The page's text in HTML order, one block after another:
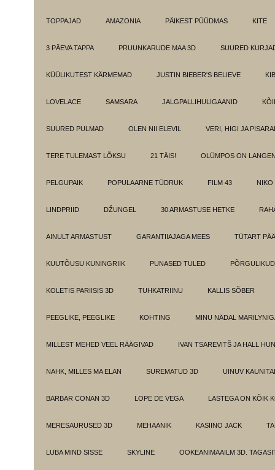
TOPPAJAD AMAZONIA PÄIKEST PÜÜDMAS KITE
3 PÄEVA TAPPA PRUUNKARUDE MAA 3D SUURED
KÜÜLIKUTEST KÄRMEMAD JUSTIN BIEBER'S BELIEVE
LOVELACE SAMSARA JALGPALLIHULIGAANID
SUURED PULMAD OLEN NII ELEVIL VERI, HIGI JA
TERE TULEMAST LÕKSU 21 TÄIS! OLÜMPOS ON
PELGUPAIK POPULAARNE TÜDRUK FILM 43 NIKO
LINDPRIID DŽUNGEL 30 ARMASTUSE HETKE
AINULT ARMASTUST GARANTIIAJAGA MEES TÜTART
KUUTÕUSU KUNINGRIIK PUNASED TULED
KOLETIS PARIISIS 3D TUHKATRIINU KALLIS SÕBER
PEEGLIKE, PEEGLIKE KOHTING MINU NÄDAL
MILLEST MEHED VEEL RÄÄGIVAD IVAN TSAREVITŠ JA HALL
NAHK, MILLES MA ELAN SUREMATUD 3D UINUV
BARBAR CONAN 3D LOPE DE VEGA LASTEGA ON KÕIK
MERESAURUSED 3D MEHAANIK KASIINO JACK
LUBA MIND SISSE SKYLINE OOKEANIMAAILM 3D.